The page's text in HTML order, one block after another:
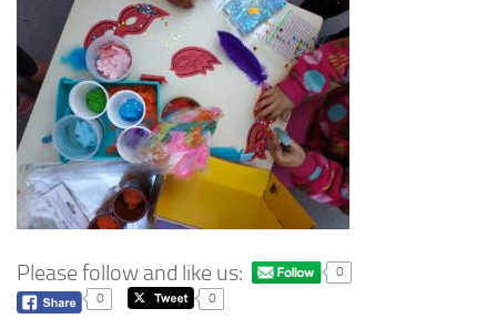
Please follow and like us:
0
0
0